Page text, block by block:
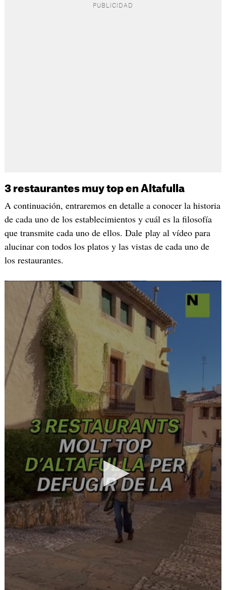
3 restaurantes muy top en Altafulla
A continuación, entraremos en detalle a conocer la historia
de cada uno de los establecimientos y cuál es la filosofía
que transmite cada uno de ellos. Dale play al vídeo para
alucinar con todos los platos y las vistas de cada uno de
los restaurantes.